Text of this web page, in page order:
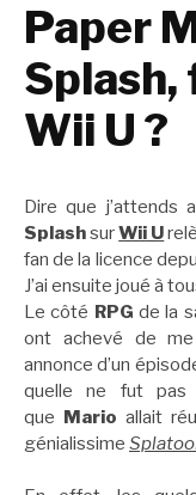
Paper
Wii U ?
Dire que j’attends
SplashsurWii U
fan de la licence
J’ai ensuite joué à
Le côté RPG de la
ont achevé de me
annonce d’un
quelle ne fut pas
que Mario allait
génialissime